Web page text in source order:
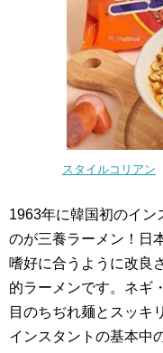
スタイルコリアン
1963年に韓国初のイン
のが三養ラーメン！日
嗜好に合うように改良
的ラーメンです。ネギ
目のちぢれ麺とスッキ
インスタントの基本中